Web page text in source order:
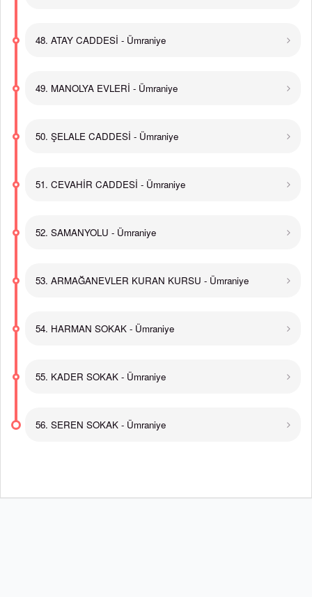
48. ATAY CADDESİ - Ümraniye
49. MANOLYA EVLERİ - Ümraniye
50. ŞELALE CADDESİ - Ümraniye
51. CEVAHİR CADDESİ - Ümraniye
52. SAMANYOLU - Ümraniye
53. ARMAĞANEVLER KURAN KURSU - Ümraniye
54. HARMAN SOKAK - Ümraniye
55. KADER SOKAK - Ümraniye
56. SEREN SOKAK - Ümraniye